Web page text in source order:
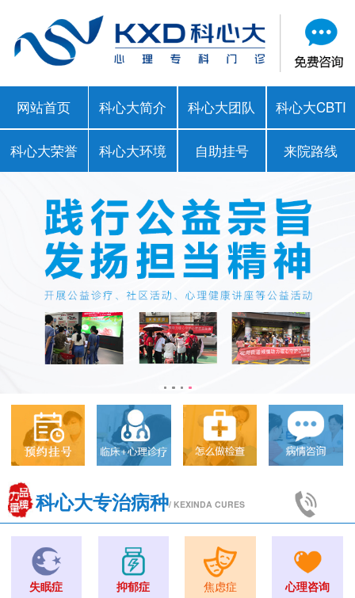
网站首页 科心大简介 科心大团队 科心大CBTI
科心大荣誉 科心大环境 自助挂号 来院路线
科心大专治病种/ KEXINDA CURES
失眠症 抑郁症 焦虑症 心理咨询